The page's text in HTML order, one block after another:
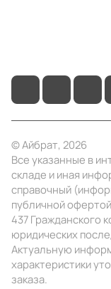
© Айбрат, 2026
Все указанные в
складе и иная
справочный
публичной
437 Гражданского
юридических
Актуальную
характеристики
заказа.